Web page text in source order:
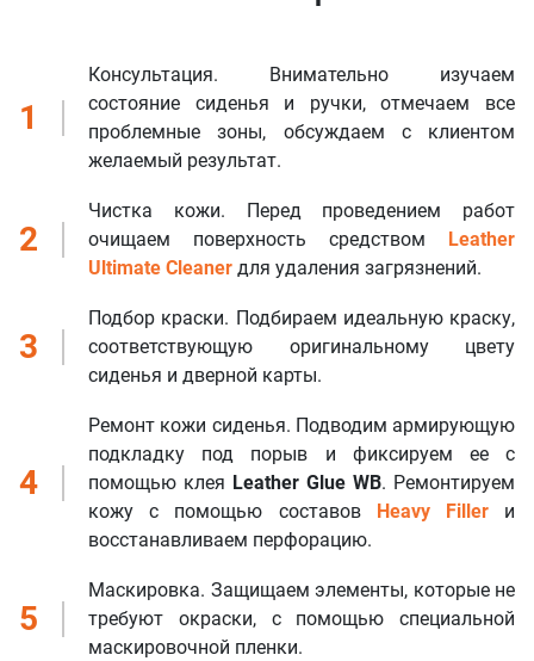
1
Консультация. Внимательно изучаем
состояние сиденья и ручки, отмечаем все
проблемные зоны, обсуждаем с клиентом
желаемый результат.
2
Чистка кожи. Перед проведением работ
очищаем поверхность средством
Leather
Ultimate Cleaner для удаления загрязнений.
3
Подбор краски. Подбираем идеальную краску,
соответствующую оригинальному цвету
сиденья и дверной карты.
4
Ремонт кожи сиденья. Подводим армирующую
подкладку под порыв и фиксируем ее с
помощью клея Leather Glue WB. Ремонтируем
кожу с помощью составов
Heavy Fillerи
восстанавливаем перфорацию.
5
Маскировка. Защищаем элементы, которые не
требуют окраски, с помощью специальной
маскировочной пленки.